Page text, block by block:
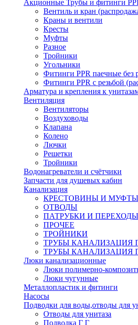
Акционные Трубы и фитинги
Вентиль и кран
Краны и вентили
Кресты
Муфты
Разное
Тройники
Угольники
Фитинги PPR паечные без
Фитинги PPR с резьбой
Арматура и крепления к
Вентиляция
Вентиляторы
Воздуховоды
Клапана
Колено
Лючки
Решетки
Тройники
Водонагреватели и счётчики
Запчасти для душевых кабин
Канализация
КРЕСТОВИНЫ И МУФТЫ
ОТВОДЫ
ПАТРУБКИ И ПЕРЕХОДЫ
ПРОЧЕЕ
ТРОЙНИКИ
ТРУБЫ КАНАЛИЗАЦИЯ
ТРУБЫ КАНАЛИЗАЦИЯ
Люки канализационные
Люки полимерно-
Люки чугунные
Металлопластик и фитинги
Насосы
Подводки для воды,отводы для
Отводы для унитаза
Подводка Г Г